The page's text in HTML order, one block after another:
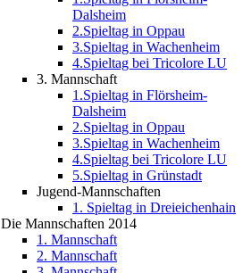
Dalsheim
2.Spieltag in Oppau
3.Spieltag in Wachenheim
4.Spieltag bei Tricolore LU
3. Mannschaft
1.Spieltag in Flörsheim-
Dalsheim
2.Spieltag in Oppau
3.Spieltag in Wachenheim
4.Spieltag bei Tricolore LU
5.Spieltag in Grünstadt
Jugend-Mannschaften
1. Spieltag in Dreieichenhain
Die Mannschaften 2014
1. Mannschaft
2. Mannschaft